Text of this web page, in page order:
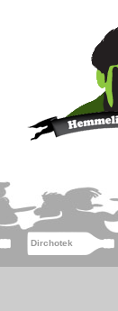
Dirchotek